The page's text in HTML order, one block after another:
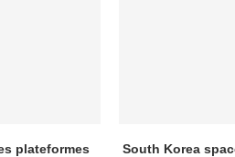
plateformes
South Korea